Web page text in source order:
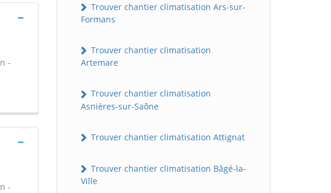
-
-
Trouver chantier climatisation Ars-sur-
Formans
Trouver chantier climatisation
Artemare
Trouver chantier climatisation
Asnières-sur-Saône
Trouver chantier climatisation Attignat
Trouver chantier climatisation Bâgé-la-
Ville